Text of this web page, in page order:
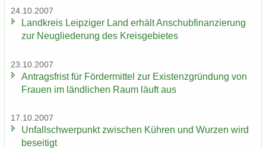
24.10.2007
Land­kreis Leip­zi­ger Land er­hält An­schub­fi­nan­zie­rung
zur Neu­glie­de­rung des Kreis­ge­bie­tes
23.10.2007
An­trags­frist für För­der­mit­tel zur Exis­tenz­grün­dung von
Frau­en im länd­li­chen Raum läuft aus
17.10.2007
Un­fall­schwer­punkt zwi­schen Küh­ren und Wur­zen wird
be­sei­tigt